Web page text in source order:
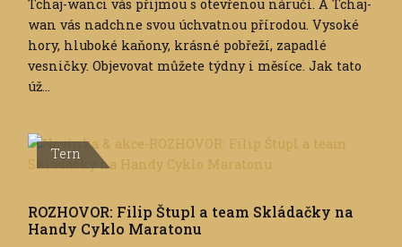
Tchaj-wanci vás přijmou s otevřenou náručí. A Tchaj-
wan vás nadchne svou úchvatnou přírodou. Vysoké
hory, hluboké kaňony, krásné pobřeží, zapadlé
vesničky. Objevovat můžete týdny i měsíce. Jak tato
úž...
Tern
ROZHOVOR: Filip Štupl a team Skládačky na
Handy Cyklo Maratonu